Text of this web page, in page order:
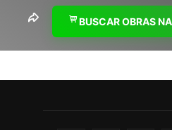
BUSCAR OBRAS